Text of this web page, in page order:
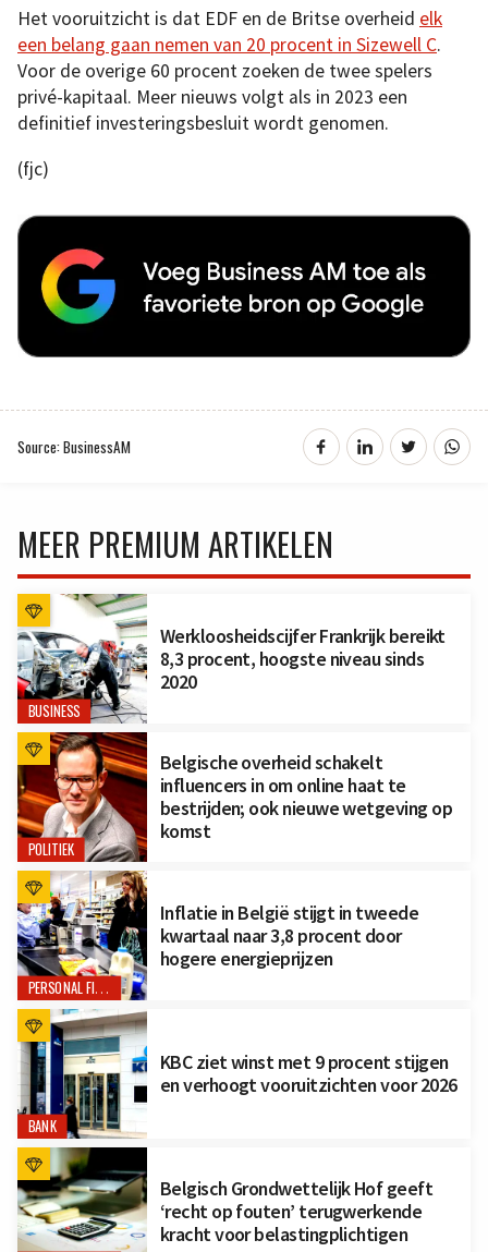
Het vooruitzicht is dat EDF en de Britse overheid elk
een belang gaan nemen van 20 procent in Sizewell C.
Voor de overige 60 procent zoeken de twee spelers
privé-kapitaal. Meer nieuws volgt als in 2023 een
definitief investeringsbesluit wordt genomen.
(fjc)
Source: BusinessAM
MEER PREMIUM ARTIKELEN
BUSINESS
Werkloosheidscijfer Frankrijk bereikt
8,3 procent, hoogste niveau sinds
2020
POLITIEK
Belgische overheid schakelt
influencers in om online haat te
bestrijden; ook nieuwe wetgeving op
komst
PERSONAL FINANCE
Inflatie in België stijgt in tweede
kwartaal naar 3,8 procent door
hogere energieprijzen
BANK
KBC ziet winst met 9 procent stijgen
en verhoogt vooruitzichten voor 2026
Belgisch Grondwettelijk Hof geeft
‘recht op fouten’ terugwerkende
kracht voor belastingplichtigen